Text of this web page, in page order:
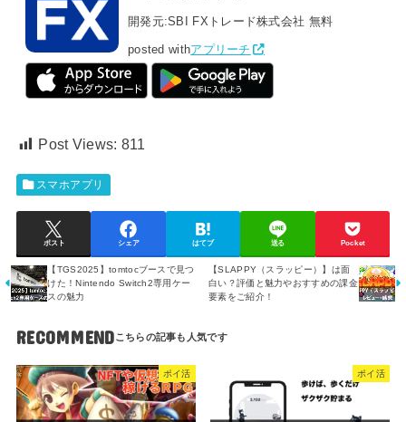
開発元:SBI FXトレード株式会社 無料
posted withアプリーチ
Post Views: 811
スマホアプリ
ポスト シェア はてブ 送る Pocket
【TGS2025】tomtocブースで見つ
けた！Nintendo Switch2専用ケー
スの魅力
【SLAPPY（スラッピー）】は面
白い？評価と魅力やおすすめの課金
要素をご紹介！
RECOMMEND
ポイ活 ポイ活